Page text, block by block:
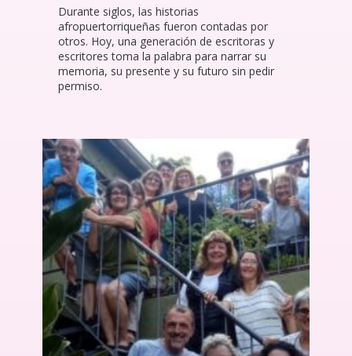
Durante siglos, las historias
afropuertorriqueñas fueron contadas por
otros. Hoy, una generación de escritoras y
escritores toma la palabra para narrar su
memoria, su presente y su futuro sin pedir
permiso.